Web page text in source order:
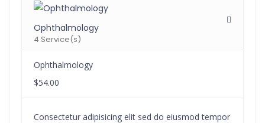
Ophthalmology
4 Service(s)
Ophthalmology
$54.00
Consectetur adipisicing elit sed do eiusmod tempor